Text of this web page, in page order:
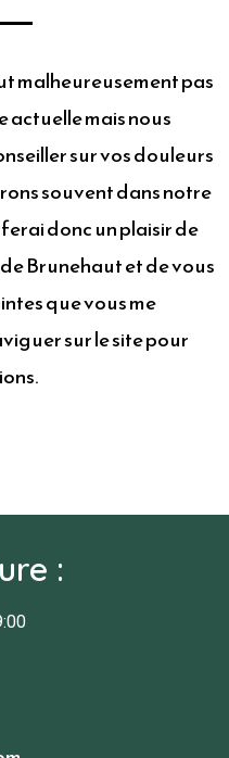
malheureusement pas
actuelle mais nous
sur vos douleurs
souvent dans notre
donc un plaisir de
Brunehaut et de vous
que vous me
sur le site pour
: